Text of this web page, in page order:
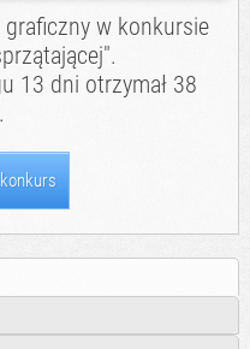
graficzny w konkursie
13 dni otrzymał 38
konkurs